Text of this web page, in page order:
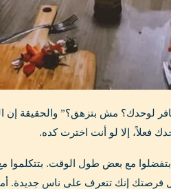
لوحدك؟ مش بتزهق؟” والحقيقة
فعلاً، إلا لو أنت اخترت كده.
بتفضلوا مع بعض طول الوقت. بتتكلموا
فرصتك إنك تتعرف على ناس جديدة.